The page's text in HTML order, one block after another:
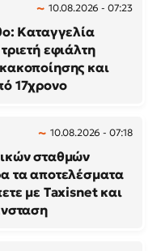
10.08.2026 - 07:23
Καταγγελία
εφιάλτη
και
17χρονο
10.08.2026 - 07:18
σταθμών
τα αποτελέσματα
με Taxisnet και